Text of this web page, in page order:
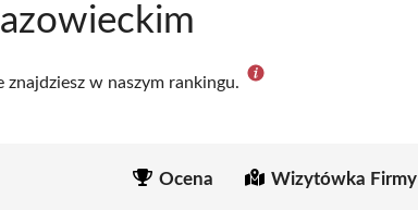
w naszym rankingu.
Ocena Wizytówka Firmy